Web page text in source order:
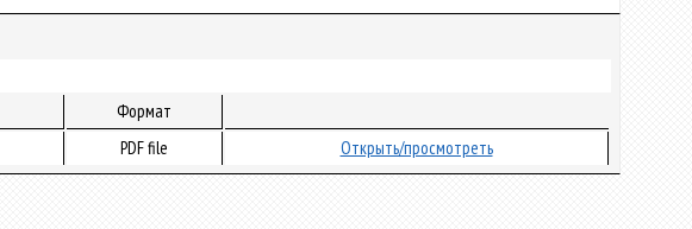
Формат
PDF file Открыть/просмотреть